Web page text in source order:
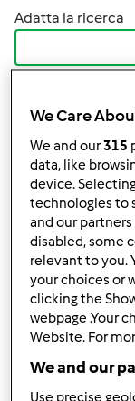
Adatta la ricerca
I risultati più
Risultati per
10
Risposta rapida
Gast (non
We Care
We and our315
data, like
device.
technologies to
and our
disabled, some
relevant to you.
your choices or
clicking the
webpage .Your
Website. For
We and our